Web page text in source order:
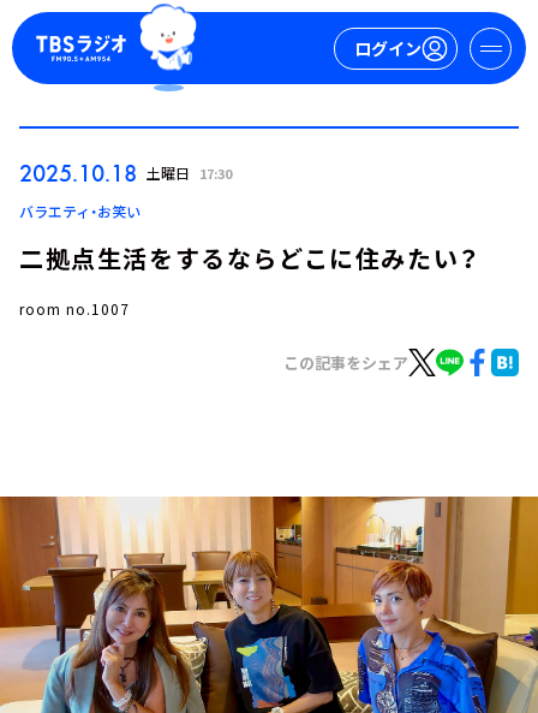
ログイン
ログイン
トピックス
TBS Podcast
お知らせ
イベント・グッズ
YouTube
会社情報
2025.10.18 土曜日 17:30
バラエティ・お笑い
二拠点生活をするならどこに住みたい？
room no.1007
この記事をシェア